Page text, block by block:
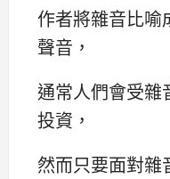
作者將雜音比喻
聲音，
通常人們會受雜
投資，
然而只要面對雜